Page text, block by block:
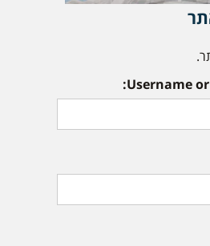
Username